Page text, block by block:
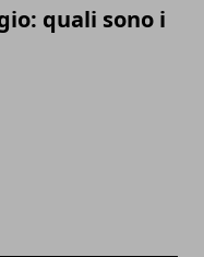
quali sono i